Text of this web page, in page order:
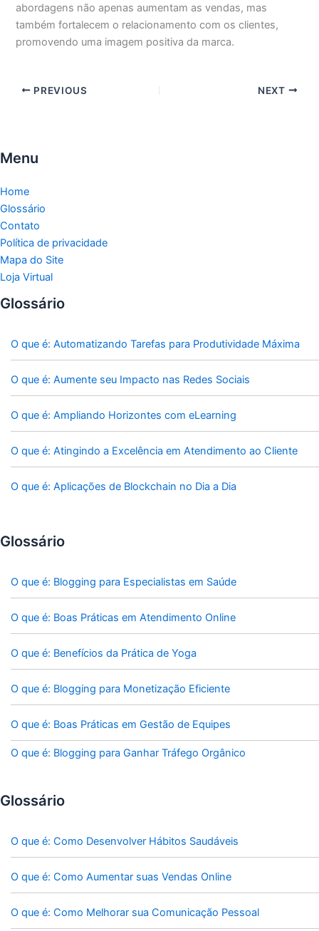
abordagens não apenas aumentam as vendas, mas
também fortalecem o relacionamento com os clientes,
promovendo uma imagem positiva da marca.
PREVIOUS NEXT
Menu
Home
Glossário
Contato
Política de privacidade
Mapa do Site
Loja Virtual
Glossário
O que é: Automatizando Tarefas para Produtividade Máxima
O que é: Aumente seu Impacto nas Redes Sociais
O que é: Ampliando Horizontes com eLearning
O que é: Atingindo a Excelência em Atendimento ao Cliente
O que é: Aplicações de Blockchain no Dia a Dia
Glossário
O que é: Blogging para Especialistas em Saúde
O que é: Boas Práticas em Atendimento Online
O que é: Benefícios da Prática de Yoga
O que é: Blogging para Monetização Eficiente
O que é: Boas Práticas em Gestão de Equipes
O que é: Blogging para Ganhar Tráfego Orgânico
Glossário
O que é: Como Desenvolver Hábitos Saudáveis
O que é: Como Aumentar suas Vendas Online
O que é: Como Melhorar sua Comunicação Pessoal